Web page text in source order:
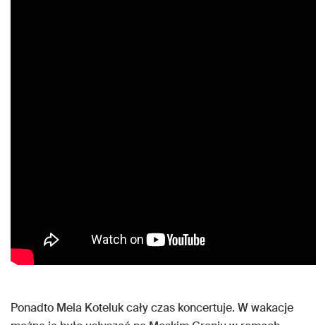
Ponadto Mela Koteluk cały czas koncertuje. W wakacje